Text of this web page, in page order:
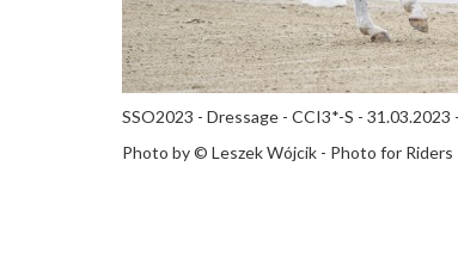
SSO2023 - Dressage - CCI3*-S - 31.03.2023
Photo by © Leszek Wójcik - Photo for Riders